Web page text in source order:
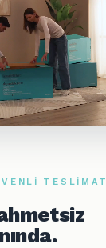
TESLIMAT